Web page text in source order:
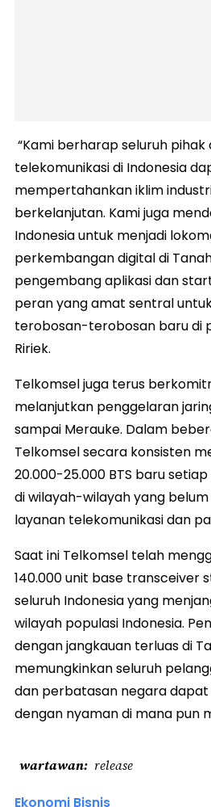
“Kami berharap seluruh pihak
telekomunikasi di Indonesia
mempertahankan iklim
berkelanjutan. Kami juga
Indonesia untuk menjadi
perkembangan digital di
pengembang aplikasi dan
peran yang amat sentral
terobosan-terobosan baru di
Ririek.
Telkomsel juga terus
melanjutkan penggelaran
sampai Merauke. Dalam
Telkomsel secara konsisten
20.000-25.000 BTS baru
di wilayah-wilayah yang
layanan telekomunikasi dan
Saat ini Telkomsel telah
140.000 unit base transceiver
seluruh Indonesia yang
wilayah populasi Indonesia.
dengan jangkauan terluas di
memungkinkan seluruh
dan perbatasan negara
dengan nyaman di mana pun
wartawan release
Ekonomi Bisnis